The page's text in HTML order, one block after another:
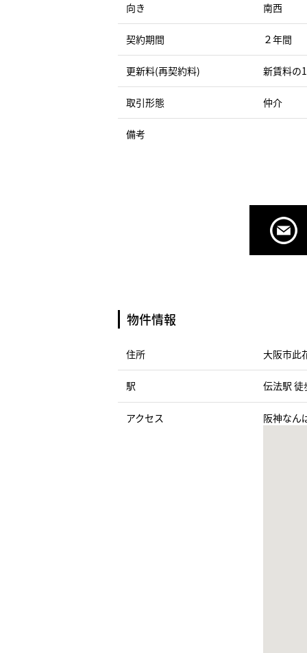
向き 南西
契約期間 ２年間
更新料(再契約料) 新賃料の
取引形態 仲介
備考
物件情報
住所 大阪市此
駅 伝法駅 徒
アクセス 阪神なん